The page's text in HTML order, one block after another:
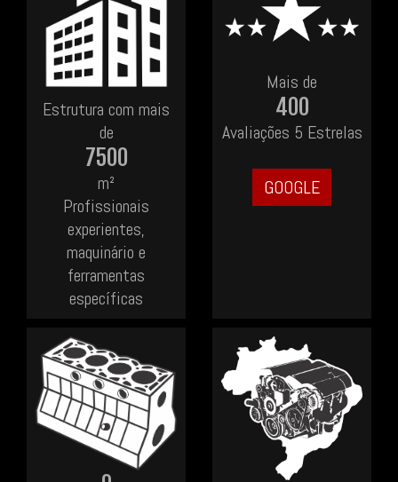
Estrutura com mais
de
7500
m²
Profissionais
experientes,
maquinário e
ferramentas
específicas
Mais de
400
Avaliações 5 Estrelas
GOOGLE